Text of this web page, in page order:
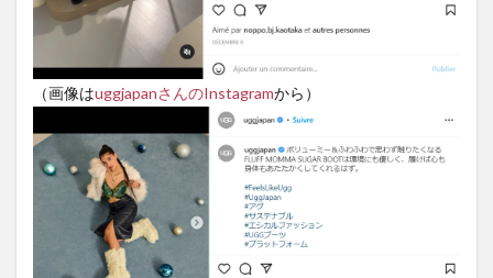
（画像はuggjapanさんのInstagramから）